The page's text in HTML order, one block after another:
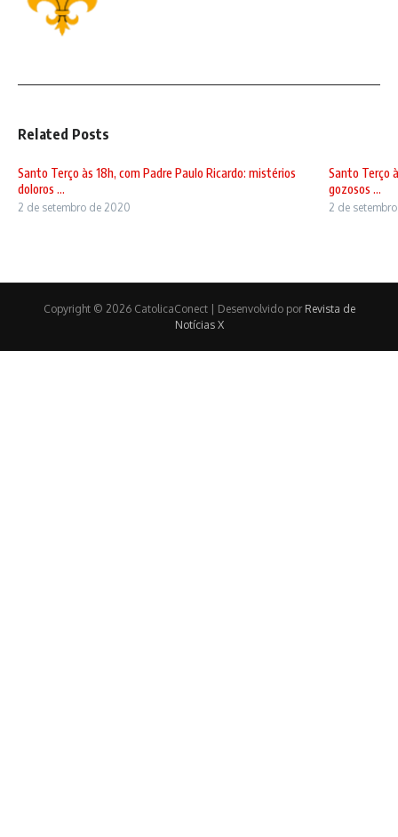
Related Posts
Santo Terço às 18h, com Padre Paulo Ricardo: mistérios
doloros ...
2 de setembro de 2020
Santo Terço
gozosos ...
2 de
Copyright © 2026 CatolicaConect | Desenvolvido por Revista de
Notícias X